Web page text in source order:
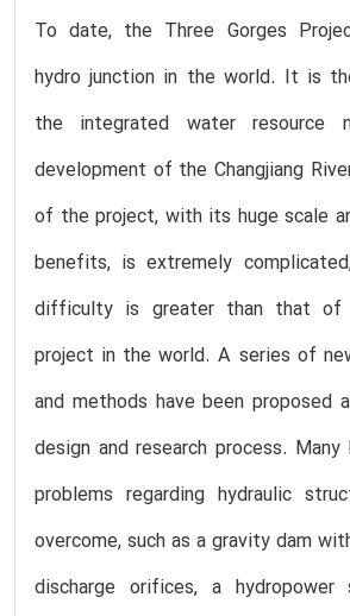
To date, the Three Gorges
hydro junction in the world. It is
the integrated water resource
development of the Changjiang
of the project, with its huge scale
benefits, is extremely
difficulty is greater than that of
project in the world. A series of
and methods have been proposed
design and research process.
problems regarding hydraulic
overcome, such as a gravity dam
discharge orifices, a